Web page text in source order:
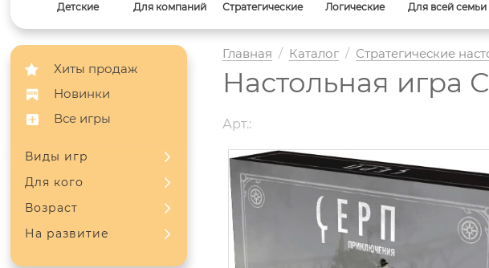
Детские Для компаний Стратегические Логические Для всей семьи
В
Хиты продаж
Новинки
Все игры
Виды игр
Для кого
Возраст
На развитие
Главная / Каталог / Стратегические
Настольная игра
Арт.: